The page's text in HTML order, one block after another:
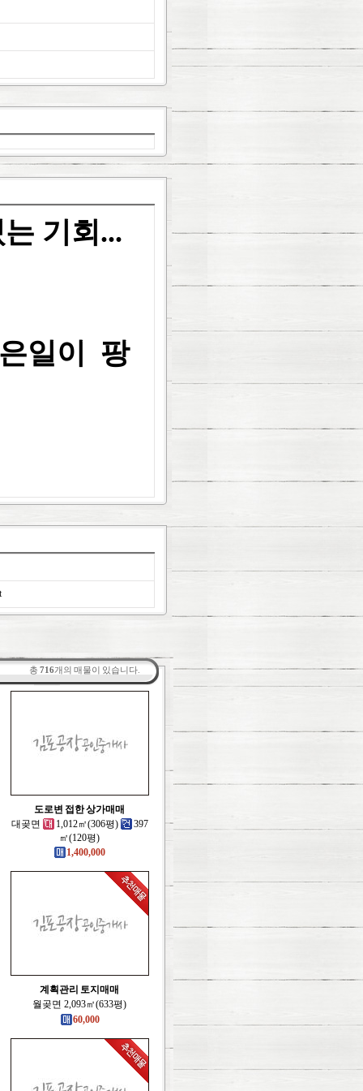
기회...
일이 팡
총 716개의 매물이 있습니다.
도로변 접한 상가매매
대곶면
1,012㎡(306평)
397
㎡(120평)
1,400,000
계획관리 토지매매
월곶면 2,093㎡(633평)
60,000